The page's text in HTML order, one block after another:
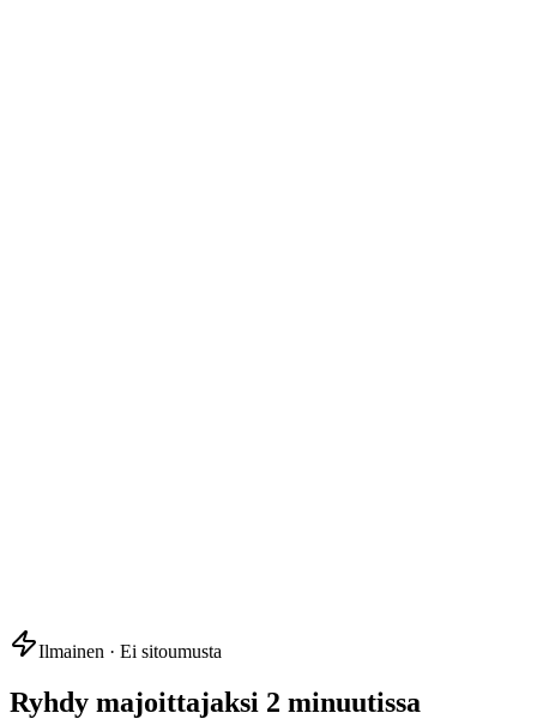
Ilmainen · Ei sitoumusta
Ryhdy majoittajaksi 2 minuutissa